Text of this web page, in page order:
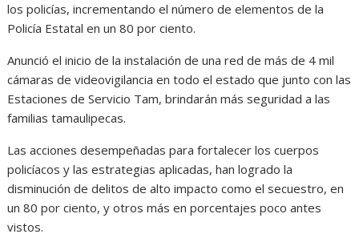
los policías, incrementando el número de elementos de la
Policía Estatal en un 80 por ciento.
Anunció el inicio de la instalación de una red de más de 4 mil
cámaras de videovigilancia en todo el estado que junto con las
Estaciones de Servicio Tam, brindarán más seguridad a las
familias tamaulipecas.
Las acciones desempeñadas para fortalecer los cuerpos
policíacos y las estrategias aplicadas, han logrado la
disminución de delitos de alto impacto como el secuestro, en
un 80 por ciento, y otros más en porcentajes poco antes
vistos.